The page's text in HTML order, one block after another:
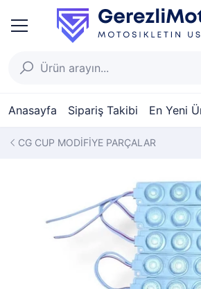
Anasayfa Sipariş Takibi En Yeni
CG CUP MODİFİYE PARÇALAR